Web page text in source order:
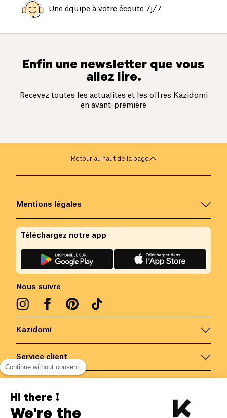
Une équipe à votre écoute 7j/7
Enfin une newsletter que vous
allez lire.
Recevez toutes les actualités et les offres Kazidomi
en avant-première
Retour au haut de la page
Kazidomi
Service client
Mentions légales
Nous suivre
Téléchargez notre app
Belgique/FR
Continue without consent
Hi there !
We're the